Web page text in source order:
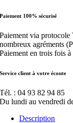
Paiement 100% sécurisé
Paiement via protocole
nombreux agréments
Paiement en trois fois
Service client à votre écoute
Tél. : 04 93 82 94 85
Du lundi au vendredi
Description